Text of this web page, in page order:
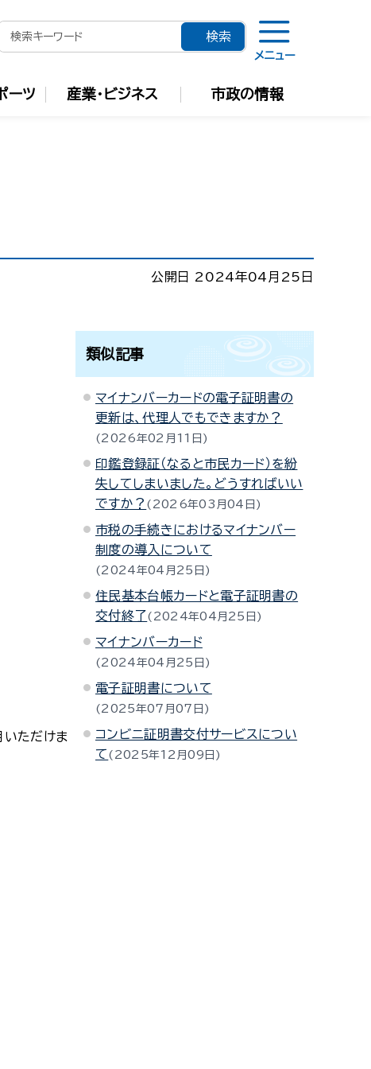
メニュー
ーツ 産業・ビジネス 市政の情報
公開日 2024年04月25日
いただけま
類似記事
マイナンバーカードの電子証明書の
更新は、代理人でもできますか？
2026年02月11日
印鑑登録証（なると市民カード）を紛
失してしまいました。どうすればいい
ですか？
2026年03月04日
市税の手続きにおけるマイナンバー
制度の導入について
2024年04月25日
住民基本台帳カードと電子証明書の
交付終了
2024年04月25日
マイナンバーカード
2024年04月25日
電子証明書について
2025年07月07日
コンビニ証明書交付サービスについ
て
2025年12月09日